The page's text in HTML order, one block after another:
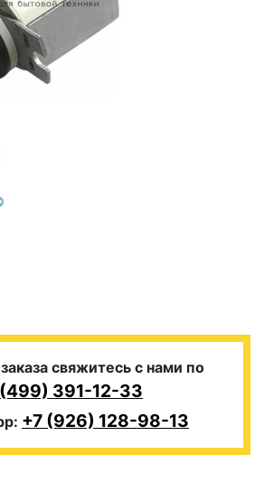
свяжитесь с нами по
391-12-33
+7 (926) 128-98-13